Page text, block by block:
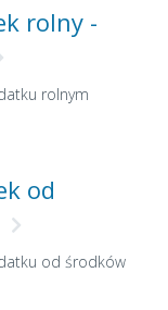
rolny -
rolnym
od
od środków